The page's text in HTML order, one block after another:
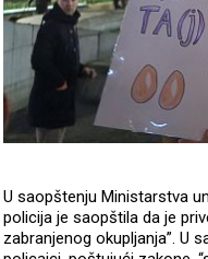
U saopštenju Ministarstva
policija je saopštila da je
zabranjenog okupljanja”. U